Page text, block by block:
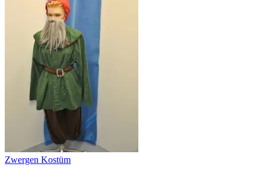
Zwergen Kostüm